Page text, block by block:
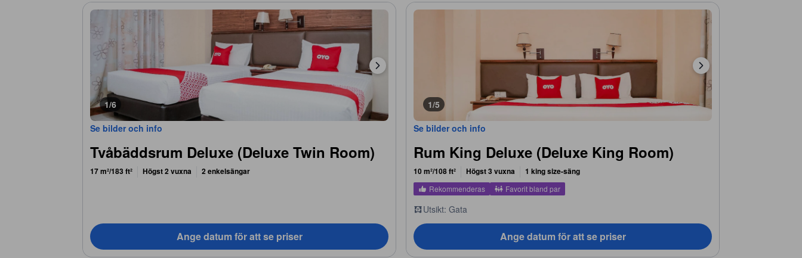
1/6
Se bilder och info
Tvåbäddsrum Deluxe (Deluxe Twin Room)
17 m²/183 ft² Högst 2 vuxna 2 enkelsängar
Ange datum för att se priser
1/5
Se bilder och info
Rum King Deluxe (Deluxe King Room)
10 m²/108 ft² Högst 3 vuxna 1 king size-säng
Rekommenderas Favorit bland par
Utsikt: Gata
Ange datum för att se priser